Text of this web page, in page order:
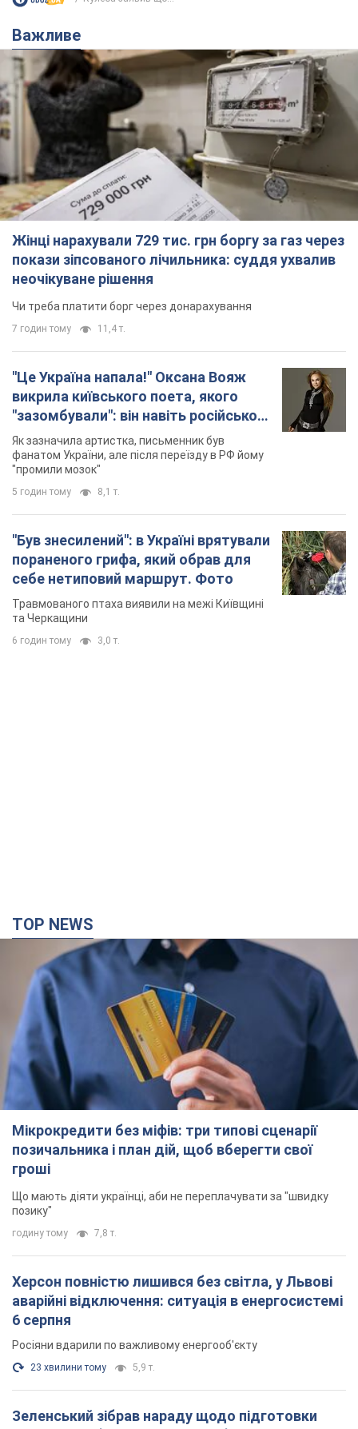
Важливе
Жінці нарахували 729 тис. грн боргу за газ через
покази зіпсованого лічильника: суддя ухвалив
неочікуване рішення
Чи треба платити борг через донарахування
7 годин тому 11,4 т.
"Це Україна напала!" Оксана Вояж
викрила київського поета, якого
"зазомбували": він навіть російської
не знав, а тепер хоче геноциду
українців
Як зазначила артистка, письменник був
фанатом України, але після переїзду в РФ йому
"промили мозок"
5 годин тому 8,1 т.
"Був знесилений": в Україні врятували
пораненого грифа, який обрав для
себе нетиповий маршрут. Фото
Травмованого птаха виявили на межі Київщині
та Черкащини
6 годин тому 3,0 т.
TOP NEWS
Мікрокредити без міфів: три типові сценарії
позичальника і план дій, щоб вберегти свої
гроші
Що мають діяти українці, аби не переплачувати за "швидку
позику"
годину тому 7,8 т.
Херсон повністю лишився без світла, у Львові
аварійні відключення: ситуація в енергосистемі
6 серпня
Росіяни вдарили по важливому енергооб'єкту
23 хвилини тому 5,9 т.
Зеленський зібрав нараду щодо підготовки